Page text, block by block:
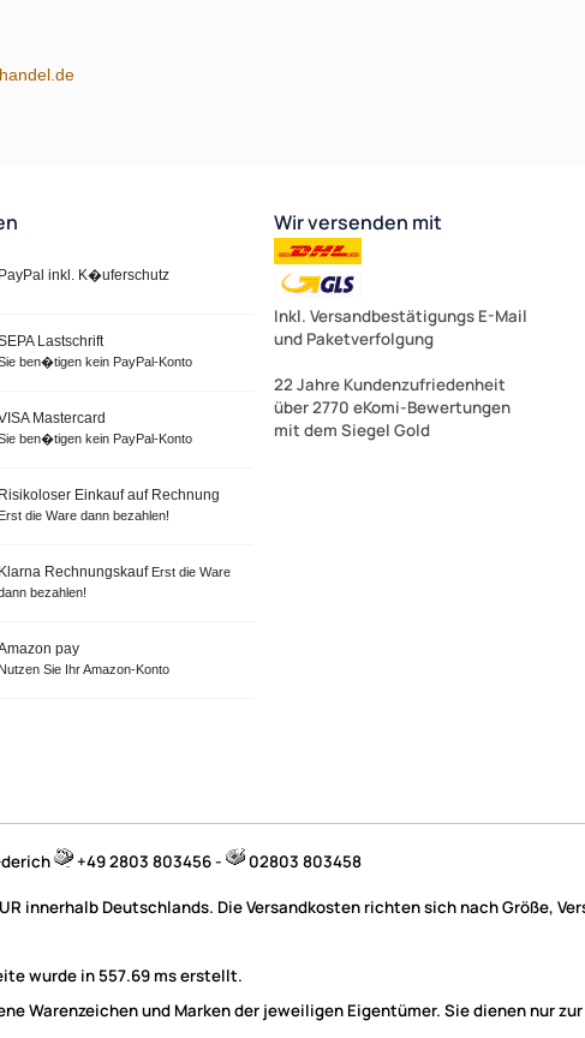
PayPal inkl. K�uferschutz
Lastschrift
ben�tigen kein PayPal-Konto
Mastercard
ben�tigen kein PayPal-Konto
Risikoloser Einkauf auf Rechnung
Erst die Ware dann bezahlen!
Klarna Rechnungskauf Erst die Ware
bezahlen!
pay
Nutzen Sie Ihr Amazon-Konto
Wir versenden mit
Inkl. Versandbestätigungs E-Mail
und Paketverfolgung
22 Jahre Kundenzufriedenheit
über 2770 eKomi-Bewertungen
mit dem Siegel Gold
+49 2803 803456 - 02803 803458
innerhalb Deutschlands. Die Versandkosten richten sich nach Größe,
wurde in 557.69 ms erstellt.
Warenzeichen und Marken der jeweiligen Eigentümer. Sie dienen nur